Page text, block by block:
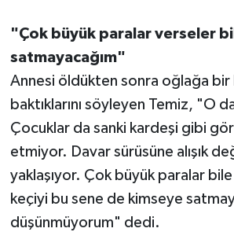
"Çok büyük paralar verseler
satmayacağım"
Annesi öldükten sonra oğlağa
baktıklarını söyleyen Temiz, "O
Çocuklar da sanki kardeşi gibi
etmiyor. Davar sürüsüne alışık
yaklaşıyor. Çok büyük paralar
keçiyi bu sene de kimseye
düşünmüyorum" dedi.